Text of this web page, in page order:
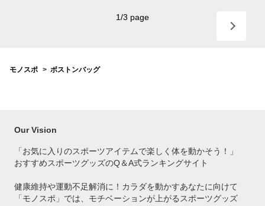
1/3 page
モノスポ ボストンバッグ
Our Vision
「お気に入りのスポーツアイテムで楽しく体を動かそう！」
おすすめスポーツグッズのQ＆A式ランキングサイト
健康維持や運動不足解消に！カラダを動かすあなたに向けて
「モノスポ」では、モチベーションが上がるスポーツグッズ